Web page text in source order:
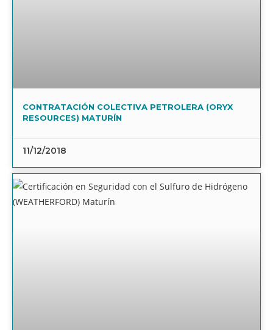
CONTRATACIÓN COLECTIVA PETROLERA (ORYX
RESOURCES) MATURÍN
11/12/2018